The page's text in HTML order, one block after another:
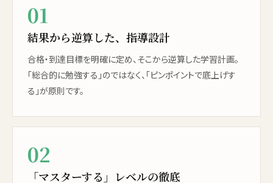
01
結果から逆算した、指導設計
合格・到達目標を明確に定め、そこから逆算した学習計画。
「総合的に勉強する」のではなく、「ピンポイントで底上げす
る」が原則です。
02
「マスターする」レベルの徹底